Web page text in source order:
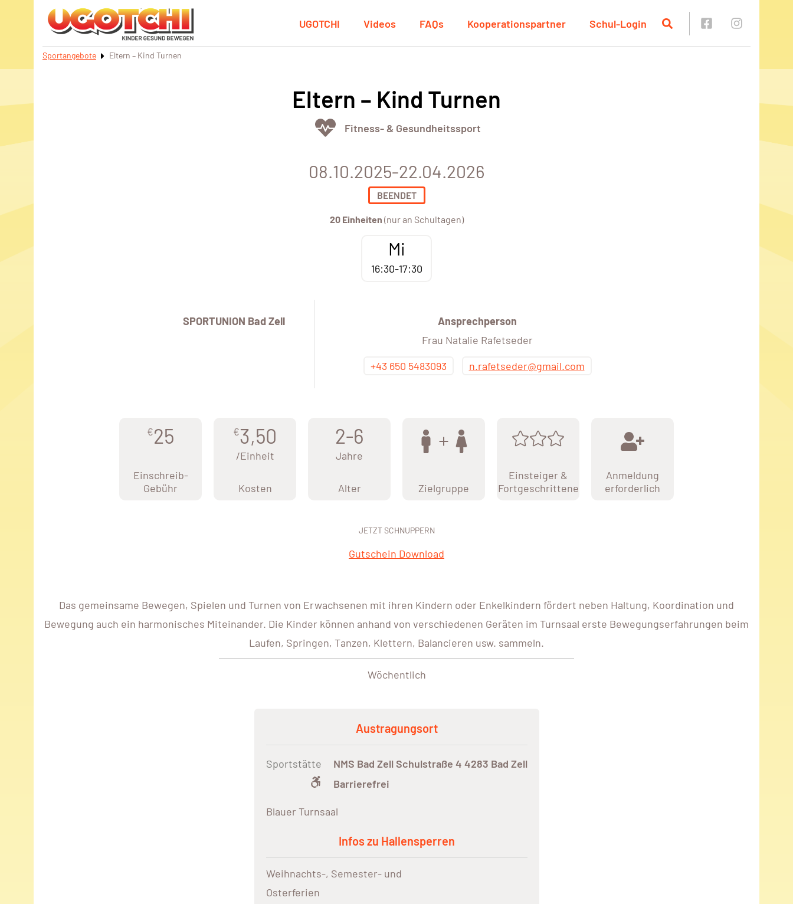
UGOTCHI Videos FAQs Kooperationspartner Schul-Login
Sportangebote Eltern – Kind Turnen
Eltern – Kind Turnen
Fitness- & Gesundheitssport
08.10.2025-22.04.2026
BEENDET
20 Einheiten (nur an Schultagen)
Mi
16:30-17:30
SPORTUNION Bad Zell
Ansprechperson
Frau Natalie Rafetseder
+43 650 5483093
n.rafetseder@gmail.com
€25
Einschreib-
Gebühr
€3,50
/Einheit
Kosten
2-6
Jahre
Alter Zielgruppe
Einsteiger &
Fortgeschrittene
Anmeldung
erforderlich
JETZT SCHNUPPERN
Gutschein Download
Das gemeinsame Bewegen, Spielen und Turnen von Erwachsenen mit ihren Kindern oder Enkelkindern fördert neben Haltung, Koordination und
Bewegung auch ein harmonisches Miteinander. Die Kinder können anhand von verschiedenen Geräten im Turnsaal erste Bewegungserfahrungen beim
Laufen, Springen, Tanzen, Klettern, Balancieren usw. sammeln.
Wöchentlich
Austragungsort
Sportstätte
NMS Bad Zell Schulstraße 4 4283 Bad Zell
Barrierefrei
Blauer Turnsaal
Infos zu Hallensperren
Weihnachts-, Semester- und
Osterferien